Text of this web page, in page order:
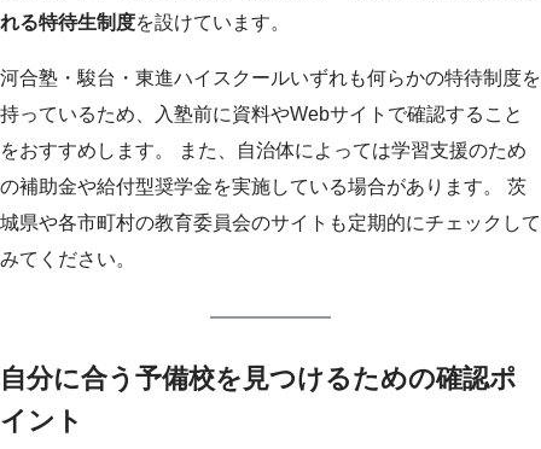
れる特待生制度を設けています。
河合塾・駿台・東進ハイスクールいずれも何らかの特待制度を
持っているため、入塾前に資料やWebサイトで確認すること
をおすすめします。 また、自治体によっては学習支援のため
の補助金や給付型奨学金を実施している場合があります。 茨
城県や各市町村の教育委員会のサイトも定期的にチェックして
みてください。
自分に合う予備校を見つけるための確認ポ
イント